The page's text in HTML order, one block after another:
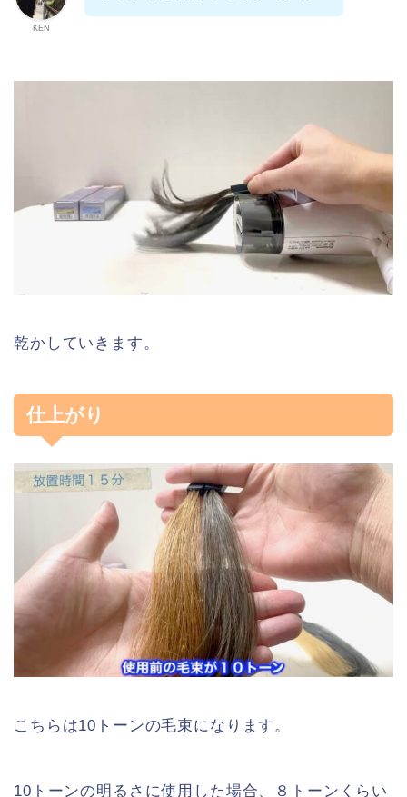
KEN
乾かしていきます。
仕上がり
こちらは10トーンの毛束になります。
10トーンの明るさに使用した場合、８トーンくらい